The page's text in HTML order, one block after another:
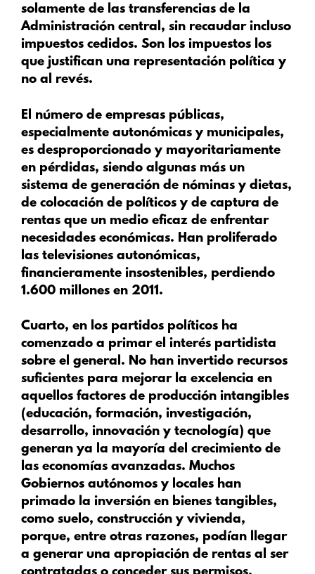
solamente de las transferencias de la
Administración central, sin recaudar incluso
impuestos cedidos. Son los impuestos los
que justifican una representación política y
no al revés.
El número de empresas públicas,
especialmente autonómicas y municipales,
es desproporcionado y mayoritariamente
en pérdidas, siendo algunas más un
sistema de generación de nóminas y dietas,
de colocación de políticos y de captura de
rentas que un medio eficaz de enfrentar
necesidades económicas. Han proliferado
las televisiones autonómicas,
financieramente insostenibles, perdiendo
1.600 millones en 2011.
Cuarto, en los partidos políticos ha
comenzado a primar el interés partidista
sobre el general. No han invertido recursos
suficientes para mejorar la excelencia en
aquellos factores de producción intangibles
(educación, formación, investigación,
desarrollo, innovación y tecnología) que
generan ya la mayoría del crecimiento de
las economías avanzadas. Muchos
Gobiernos autónomos y locales han
primado la inversión en bienes tangibles,
como suelo, construcción y vivienda,
porque, entre otras razones, podían llegar
a generar una apropiación de rentas al ser